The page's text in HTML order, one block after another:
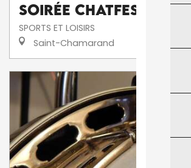
Soirée Chatfestayres
SPORTS ET LOISIRS
Saint-Chamarand